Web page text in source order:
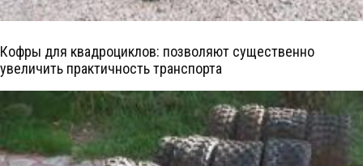
Кофры для квадроциклов: позволяют существенно
увеличить практичность транспорта